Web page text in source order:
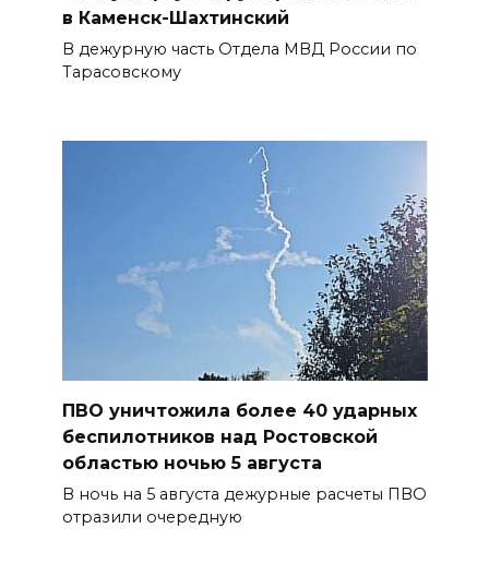
в Каменск-Шахтинский
В дежурную часть Отдела МВД России по
Тарасовскому
ПВО уничтожила более 40 ударных
беспилотников над Ростовской
областью ночью 5 августа
В ночь на 5 августа дежурные расчеты ПВО
отразили очередную